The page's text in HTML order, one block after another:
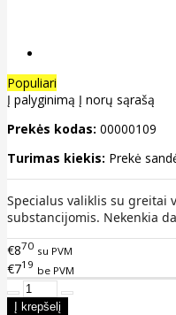
Populiari
Į palyginimą Į norų sąrašą
Prekės kodas: 00000109
Turimas kiekis: Prekė
Specialus valiklis su greitai
substancijomis. Nekenkia
€870 su PVM
€719 be PVM